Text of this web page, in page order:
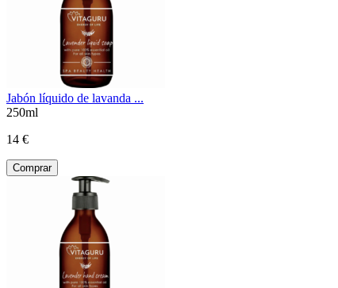
Jabón líquido de lavanda ...
250ml
14 €
Comprar